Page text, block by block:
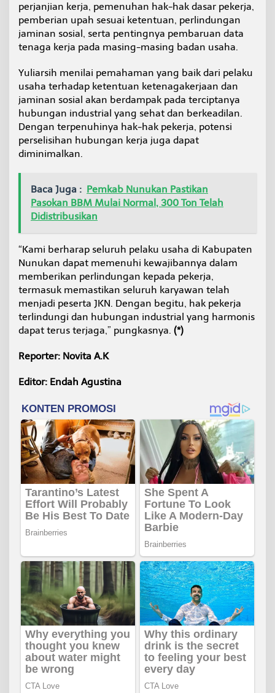
perjanjian kerja, pemenuhan hak-hak dasar pekerja,
pemberian upah sesuai ketentuan, perlindungan
jaminan sosial, serta pentingnya pembaruan data
tenaga kerja pada masing-masing badan usaha.
Yuliarsih menilai pemahaman yang baik dari pelaku
usaha terhadap ketentuan ketenagakerjaan dan
jaminan sosial akan berdampak pada terciptanya
hubungan industrial yang sehat dan berkeadilan.
Dengan terpenuhinya hak-hak pekerja, potensi
perselisihan hubungan kerja juga dapat
diminimalkan.
Baca Juga : Pemkab Nunukan Pastikan
Pasokan BBM Mulai Normal, 300 Ton Telah
Didistribusikan
“Kami berharap seluruh pelaku usaha di Kabupaten
Nunukan dapat memenuhi kewajibannya dalam
memberikan perlindungan kepada pekerja,
termasuk memastikan seluruh karyawan telah
menjadi peserta JKN. Dengan begitu, hak pekerja
terlindungi dan hubungan industrial yang harmonis
dapat terus terjaga,” pungkasnya. (*)
Reporter: Novita A.K
Editor: Endah Agustina